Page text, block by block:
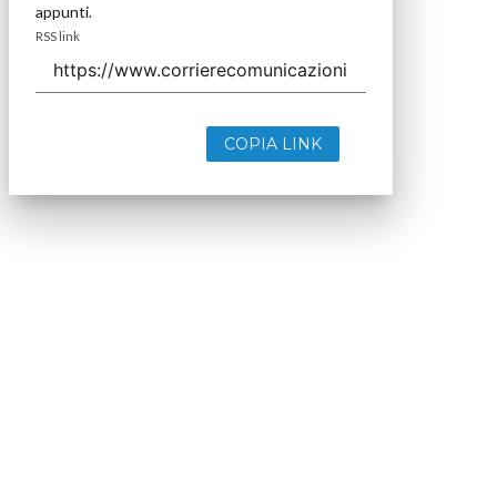
appunti.
RSS link
COPIA LINK